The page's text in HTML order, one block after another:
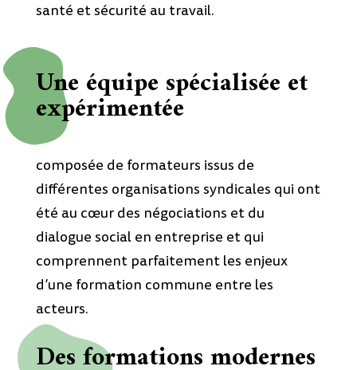
santé et sécurité au travail.
Une équipe spécialisée et
expérimentée
composée de formateurs issus de
différentes organisations syndicales qui ont
été au cœur des négociations et du
dialogue social en entreprise et qui
comprennent parfaitement les enjeux
d’une formation commune entre les
acteurs.
Des formations modernes